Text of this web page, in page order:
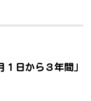
１日から３年間」